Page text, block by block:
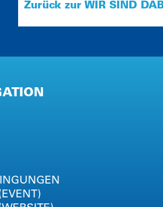
Zurück zur WIR SIND